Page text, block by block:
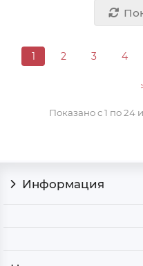
1 2 3 4
Показано с 1 по 24
Информация